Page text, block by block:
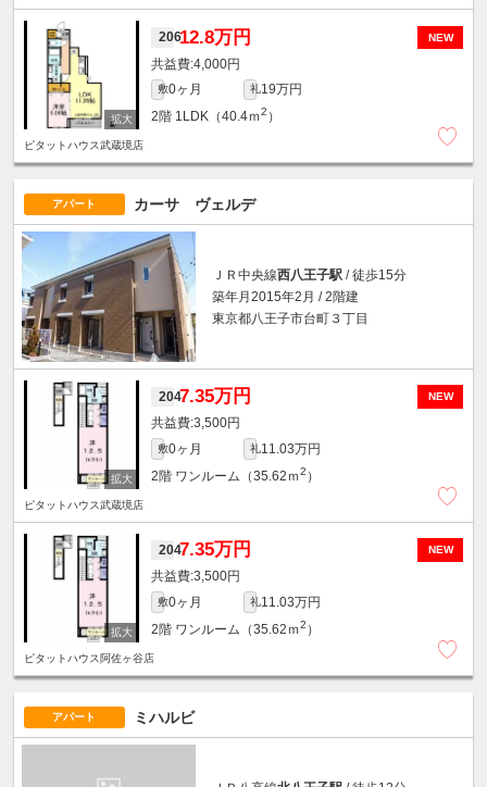
NEW
20612.8万円
4,000円
敷0ヶ月 礼19万円
2階 1LDK（40.4ｍ2 ）
ピタットハウス武蔵境店
アパート カーサ ヴェルデ
ＪＲ中央線西八王子駅 / 徒歩15分
築年月2015年2月 / 2階建
東京都八王子市台町３丁目
NEW
2047.35万円
3,500円
敷0ヶ月 礼11.03万円
2階 ワンルーム（35.62ｍ2 ）
ピタットハウス武蔵境店
NEW
2047.35万円
3,500円
敷0ヶ月 礼11.03万円
2階 ワンルーム（35.62ｍ2 ）
ピタットハウス阿佐ヶ谷店
アパート ミハルビ